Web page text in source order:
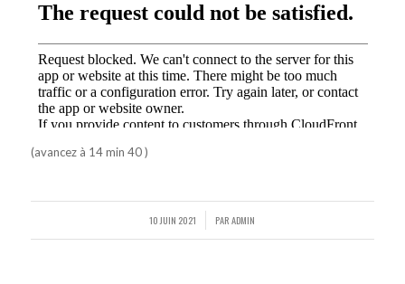
(avancez à 14 min 40 )
10 JUIN 2021
/ PARADMIN